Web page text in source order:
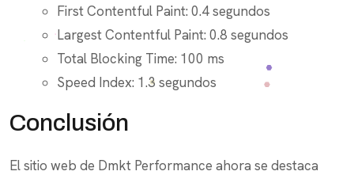
First Contentful Paint: 0.4 segundos
Largest Contentful Paint: 0.8 segundos
Total Blocking Time: 100 ms
Speed Index: 1.3 segundos
Conclusión
El sitio web de Dmkt Performance ahora se destaca